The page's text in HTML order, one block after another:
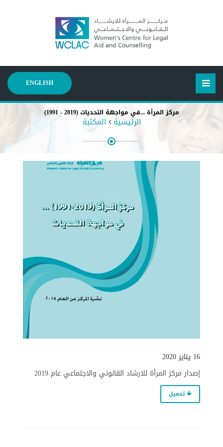
ENGLISH
مركز المرأة ...في مواجهة التحديات (2019 - 1991)
الرئيسية المكتبة
16 يناير 2020
إصدار مركز المرأة للارشاد القانوني والاجتماعي عام 2019
تحميل